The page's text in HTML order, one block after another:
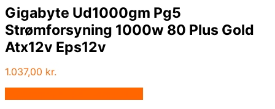
Gigabyte Ud1000gm Pg5
Strømforsyning 1000w 80 Plus Gold
Atx12v Eps12v
1.037,00 kr.